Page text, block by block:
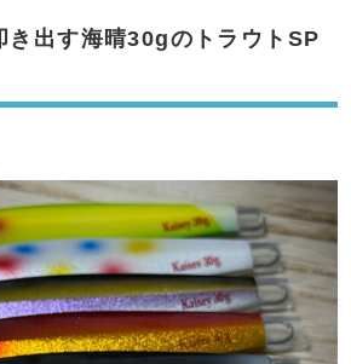
き出す海晴30gのトラウトSP